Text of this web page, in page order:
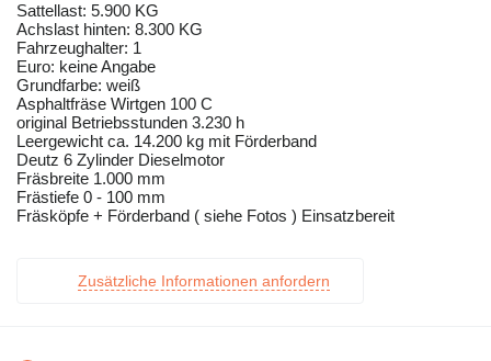
Sattellast: 5.900 KG
Achslast hinten: 8.300 KG
Fahrzeughalter: 1
Euro: keine Angabe
Grundfarbe: weiß
Asphaltfräse Wirtgen 100 C
original Betriebsstunden 3.230 h
Leergewicht ca. 14.200 kg mit Förderband
Deutz 6 Zylinder Dieselmotor
Fräsbreite 1.000 mm
Frästiefe 0 - 100 mm
Fräsköpfe + Förderband ( siehe Fotos ) Einsatzbereit
Zusätzliche Informationen anfordern